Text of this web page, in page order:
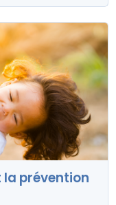
la prévention